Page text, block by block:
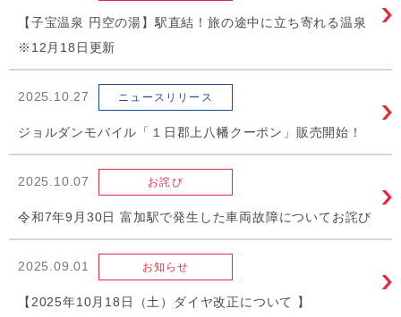
【子宝温泉 円空の湯】駅直結！旅の途中に立ち寄れる温泉
※12月18日更新
2025.10.27 ニュースリリース
ジョルダンモバイル「１日郡上八幡クーポン」販売開始！
2025.10.07 お詫び
令和7年9月30日 富加駅で発生した車両故障についてお詫び
2025.09.01 お知らせ
【2025年10月18日（土）ダイヤ改正について 】